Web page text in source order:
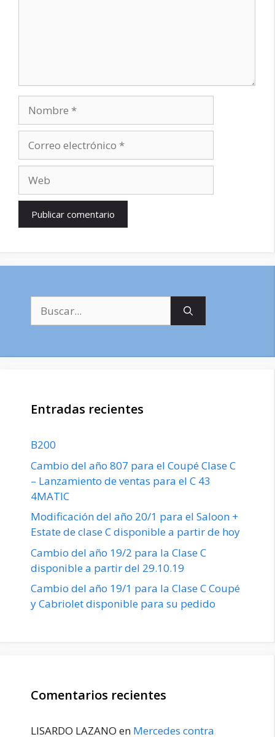
electrónico
Entradas recientes
B200
Cambio del año 807 para el Coupé Clase C
– Lanzamiento de ventas para el C 43
4MATIC
Modificación del año 20/1 para el Saloon +
Estate de clase C disponible a partir de hoy
Cambio del año 19/2 para la Clase C
disponible a partir del 29.10.19
Cambio del año 19/1 para la Clase C Coupé
y Cabriolet disponible para su pedido
Comentarios recientes
LISARDO LAZANO en Mercedes contra